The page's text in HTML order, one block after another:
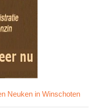
Neuken in Winschoten